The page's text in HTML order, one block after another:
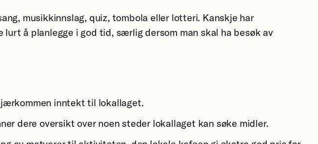
musikkinnslag, quiz, tombola eller lotteri. Kanskje har
å planlegge i god tid, særlig dersom man skal ha besøk av
inntekt til lokallaget.
dere oversikt over noen steder lokallaget kan søke midler.